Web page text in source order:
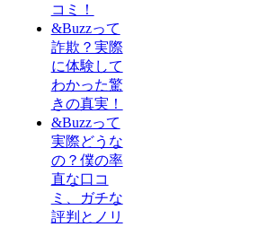
コミ！
&Buzzって
詐欺？実際
に体験して
わかった驚
きの真実！
&Buzzって
実際どうな
の？僕の率
直な口コ
ミ、ガチな
評判とノリ